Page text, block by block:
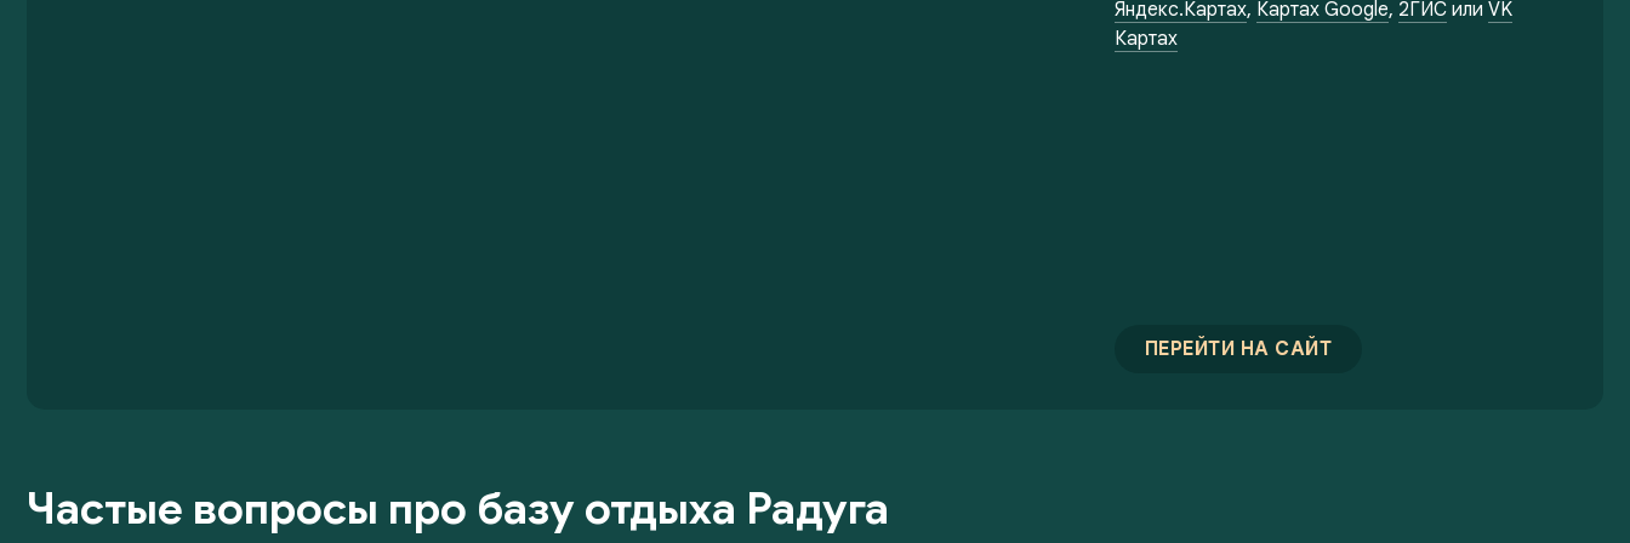
Яндекс.Картах, Картах Google, 2ГИСили VK
Картах
ПЕРЕЙТИ НА САЙТ
Частые вопросы про базу отдыха Радуга